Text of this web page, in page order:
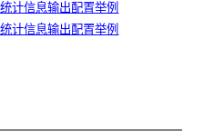
计信息输出配置举例
计信息输出配置举例